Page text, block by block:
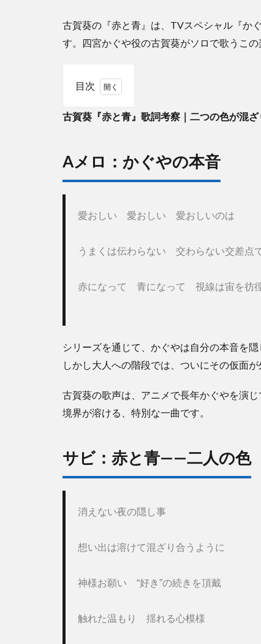
古賀葵の『赤と青』は、TVスペシャル『か
す。四宮かぐや役の古賀葵がソロで歌うこ
目次
古賀
青』
歌詞
つの
混ざ
り合
1.1
やの
本音
サ
ビ：
赤と
二人
全体
を通
｜キ
ーソ
えた
古賀葵『赤と青』歌詞考察｜二つの色が混
Aメロ：かぐやの本音
愛おしい　愛おしい　愛おしいのは
うまくは伝わらない　交わらない交差点
赤になって　青になって　視線は宙を彷
シリーズを通じて、かぐやは自分の本音を
しかし大人への階段では、ついにその仮面
古賀葵の歌声は、アニメで長年かぐやを演
境界が溶ける、特別な一曲です。
サビ：赤と青——二人の色
消えない夜の隠し事
想い出は溶けて混ざり合うように
神様お願い　“好き”の続きを頂戴
触れた温もり　揺れる心模様